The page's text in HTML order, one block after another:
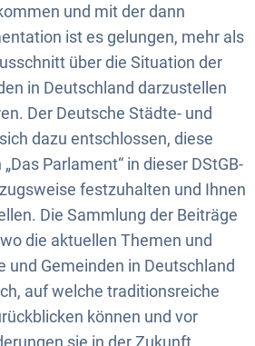
und mit der dann
ist es gelungen, mehr als
über die Situation der
in Deutschland darzustellen
Der Deutsche Städte- und
dazu entschlossen, diese
Parlament“ in dieser DStGB-
festzuhalten und Ihnen
Die Sammlung der Beiträge
die aktuellen Themen und
und Gemeinden in Deutschland
auf welche traditionsreiche
können und vor
sie in der Zukunft